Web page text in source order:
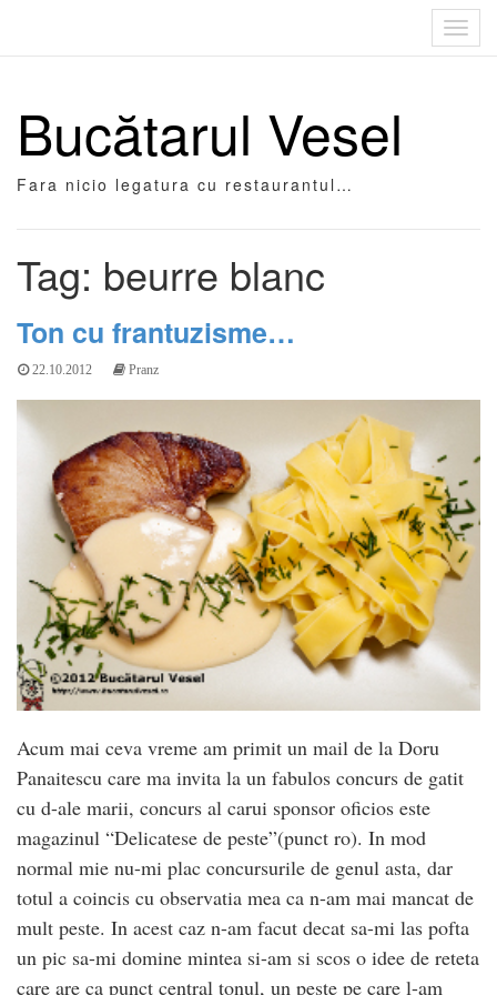
Bucătarul Vesel
Fara nicio legatura cu restaurantul…
Tag: beurre blanc
Ton cu frantuzisme…
22.10.2012 Pranz
Acum mai ceva vreme am primit un mail de la Doru
Panaitescu care ma invita la un fabulos concurs de gatit
cu d-ale marii, concurs al carui sponsor oficios este
magazinul “Delicatese de peste”(punct ro). In mod
normal mie nu-mi plac concursurile de genul asta, dar
totul a coincis cu observatia mea ca n-am mai mancat de
mult peste. In acest caz n-am facut decat sa-mi las pofta
un pic sa-mi domine mintea si-am si scos o idee de reteta
care are ca punct central tonul, un peste pe care l-am